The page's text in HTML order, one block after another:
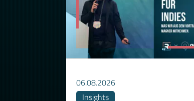
06.08.2026
Insights